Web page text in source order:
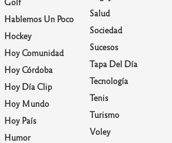
Hablemos Un Poco
Hockey
Hoy Comunidad
Hoy Córdoba
Hoy Día Clip
Hoy Mundo
Hoy País
Humor
Salud
Sociedad
Sucesos
Tapa Del Día
Tecnología
Tenis
Turismo
Voley